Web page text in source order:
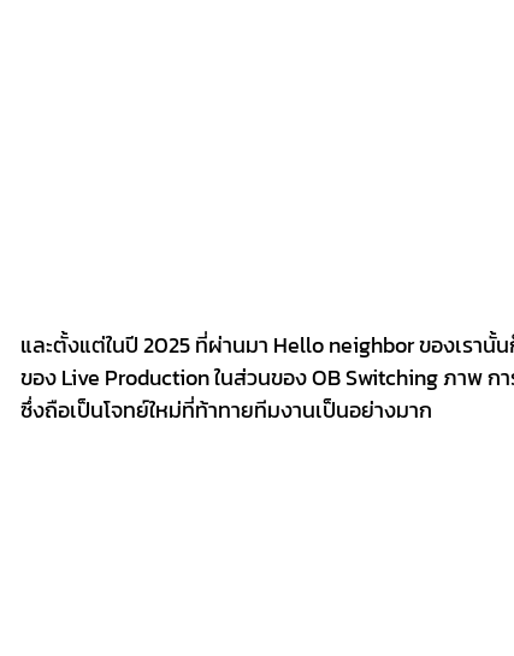
และตั้งแต่ในปี 2025 ที่ผ่านมา Hello neighbor ของเรานั้
ของ Live Production ในส่วนของ OB Switching ภาพ
ซึ่งถือเป็นโจทย์ใหม่ที่ท้าทายทีมงานเป็นอย่างมาก